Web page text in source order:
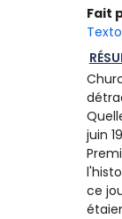
Fait
Texto
juin
ce